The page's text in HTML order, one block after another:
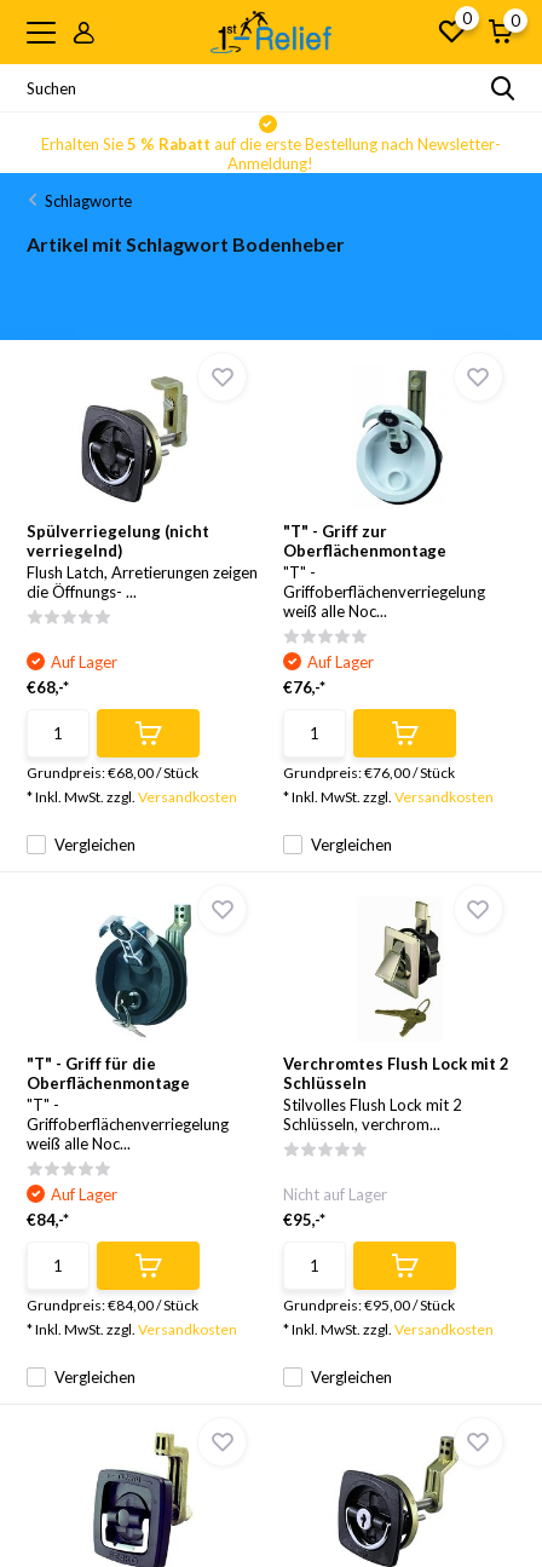
0 0
Erhalten Sie5 % Rabatt auf die erste Bestellung nach Newsletter-
Anmeldung!
Schlagworte
Artikel mit Schlagwort Bodenheber
Spülverriegelung (nicht
verriegelnd)
Flush Latch, Arretierungen zeigen
die Öffnungs- ...
Vergleichen
Auf Lager
€68,-*
Grundpreis:€68,00/Stück
* Inkl. MwSt. zzgl.Versandkosten
"T" - Griff zur
Oberflächenmontage
"T" -
Griffoberflächenverriegelung
weiß alle Noc...
Vergleichen
Auf Lager
€76,-*
Grundpreis:€76,00/Stück
* Inkl. MwSt. zzgl. Versandkosten
"T" - Griff für die
Oberflächenmontage
"T" -
Griffoberflächenverriegelung
weiß alle Noc...
Vergleichen
Auf Lager
€84,-*
Grundpreis:€84,00/Stück
* Inkl. MwSt. zzgl.Versandkosten
Verchromtes Flush Lock mit 2
Schlüsseln
Stilvolles Flush Lock mit 2
Schlüsseln, verchrom...
Vergleichen
Nicht auf Lager
€95,-*
Grundpreis:€95,00/Stück
* Inkl. MwSt. zzgl. Versandkosten